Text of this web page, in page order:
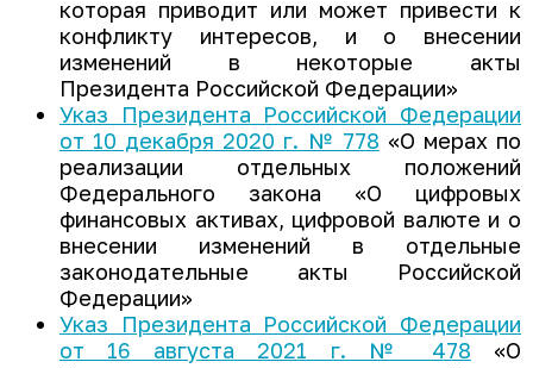
которая приводит или может привести к
конфликту интересов, и о внесении
изменений в некоторые акты
Президента Российской Федерации»
Указ Президента Российской Федерации
от 10 декабря 2020 г. № 778 «О мерах по
реализации отдельных положений
Федерального закона «О цифровых
финансовых активах, цифровой валюте и о
внесении изменений в отдельные
законодательные акты Российской
Федерации»
Указ Президента Российской Федерации
от 16 августа 2021 г. № 478 «О